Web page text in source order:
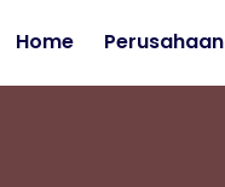
Home Perusahaan